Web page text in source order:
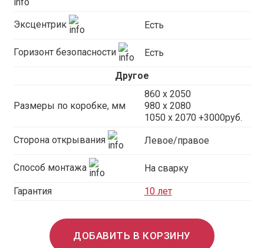
Эксцентрик Есть
Горизонт безопасности Есть
Другое
Размеры по коробке, мм
860 х 2050
980 x 2080
1050 x 2070 +3000руб.
Сторона открывания Левое/правое
Способ монтажа На сварку
Гарантия 10 лет
ДОБАВИТЬ В КОРЗИНУ